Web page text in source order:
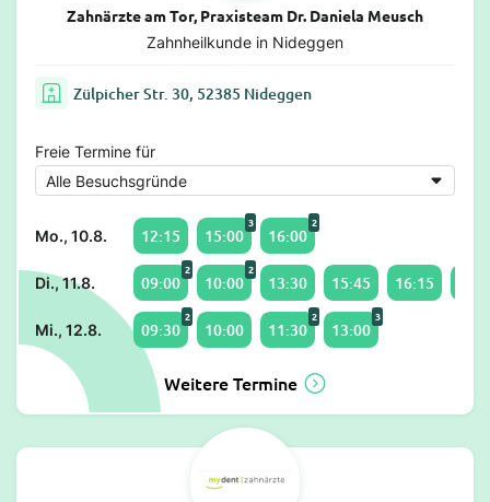
Zahnärzte am Tor, Praxisteam Dr. Daniela Meusch
Zahnheilkunde in Nideggen
Zülpicher Str. 30, 52385 Nideggen
Freie Termine für
Mo., 10.8. 12:15 15:00
3
16:00
2
Di., 11.8. 09:00
2
10:00
2
13:30 15:45 16:15
Mi., 12.8. 09:30
2
10:00 11:30
2
13:00
3
Weitere Termine